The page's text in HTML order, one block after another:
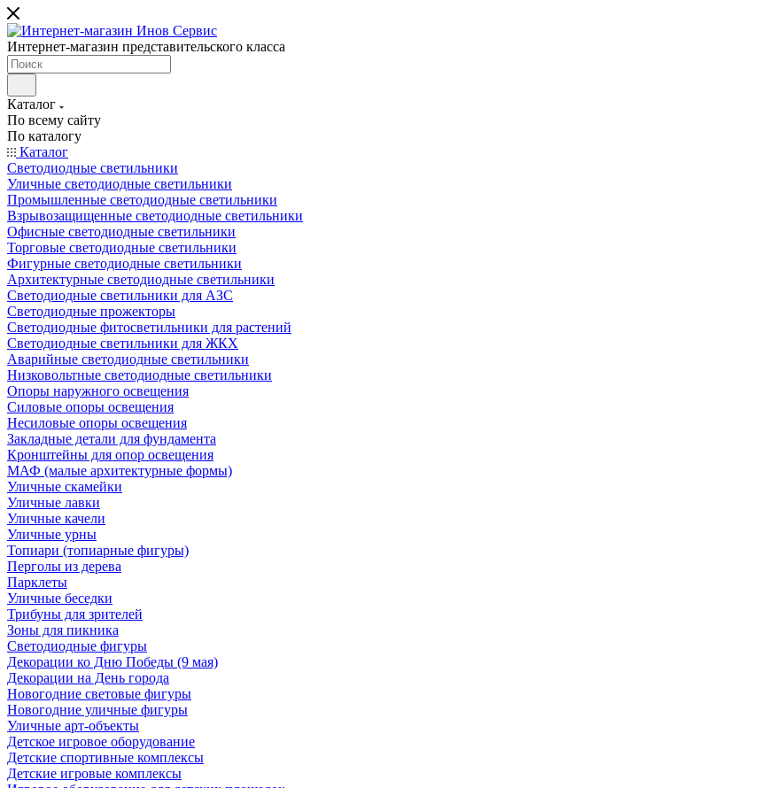
Интернет-магазин представительского класса
Каталог
По всему сайту
По каталогу
Каталог
Светодиодные светильники
Уличные светодиодные светильники
Промышленные светодиодные светильники
Взрывозащищенные светодиодные светильники
Офисные светодиодные светильники
Торговые светодиодные светильники
Фигурные светодиодные светильники
Архитектурные светодиодные светильники
Светодиодные светильники для АЗС
Светодиодные прожекторы
Светодиодные фитосветильники для растений
Светодиодные светильники для ЖКХ
Аварийные светодиодные светильники
Низковольтные светодиодные светильники
Опоры наружного освещения
Силовые опоры освещения
Несиловые опоры освещения
Закладные детали для фундамента
Кронштейны для опор освещения
МАФ (малые архитектурные формы)
Уличные скамейки
Уличные лавки
Уличные качели
Уличные урны
Топиари (топиарные фигуры)
Перголы из дерева
Парклеты
Уличные беседки
Трибуны для зрителей
Зоны для пикника
Светодиодные фигуры
Декорации ко Дню Победы (9 мая)
Декорации на День города
Новогодние световые фигуры
Новогодние уличные фигуры
Уличные арт-объекты
Детское игровое оборудование
Детские спортивные комплексы
Детские игровые комплексы